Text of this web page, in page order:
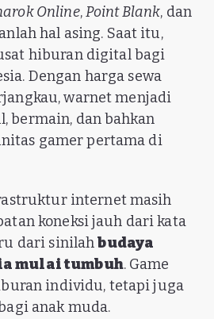
Online,Point Blank, dan
hal asing. Saat itu,
hiburan digital bagi
Dengan harga sewa
warnet menjadi
bermain, dan bahkan
gamer pertama di
internet masih
koneksi jauh dari kata
dari sinilahbudaya
mulai tumbuh. Game
individu, tetapi juga
anak muda.